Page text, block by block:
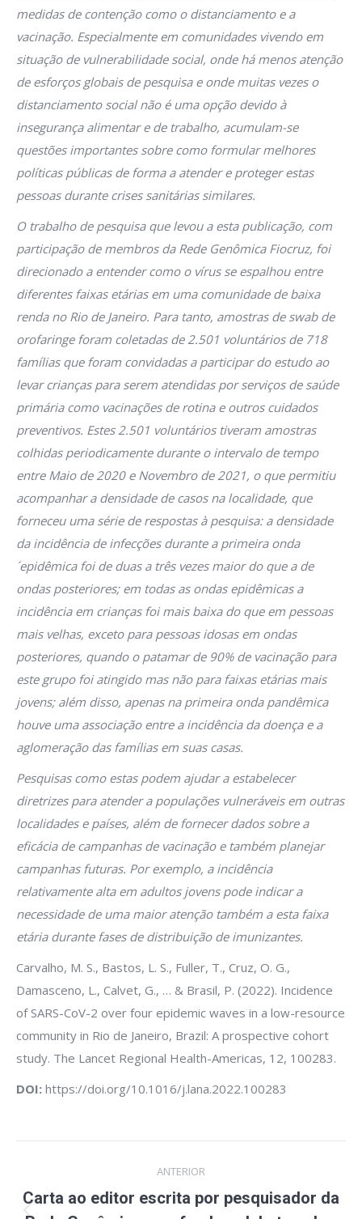
medidas de contenção como o distanciamento e a
vacinação. Especialmente em comunidades vivendo em
situação de vulnerabilidade social, onde há menos atenção
de esforços globais de pesquisa e onde muitas vezes o
distanciamento social não é uma opção devido à
insegurança alimentar e de trabalho, acumulam-se
questões importantes sobre como formular melhores
políticas públicas de forma a atender e proteger estas
pessoas durante crises sanitárias similares.
O trabalho de pesquisa que levou a esta publicação, com
participação de membros da Rede Genômica Fiocruz, foi
direcionado a entender como o vírus se espalhou entre
diferentes faixas etárias em uma comunidade de baixa
renda no Rio de Janeiro. Para tanto, amostras de swab de
orofaringe foram coletadas de 2.501 voluntários de 718
famílias que foram convidadas a participar do estudo ao
levar crianças para serem atendidas por serviços de saúde
primária como vacinações de rotina e outros cuidados
preventivos. Estes 2.501 voluntários tiveram amostras
colhidas periodicamente durante o intervalo de tempo
entre Maio de 2020 e Novembro de 2021, o que permitiu
acompanhar a densidade de casos na localidade, que
forneceu uma série de respostas à pesquisa: a densidade
da incidência de infecções durante a primeira onda
´epidêmica foi de duas a três vezes maior do que a de
ondas posteriores; em todas as ondas epidêmicas a
incidência em crianças foi mais baixa do que em pessoas
mais velhas, exceto para pessoas idosas em ondas
posteriores, quando o patamar de 90% de vacinação para
este grupo foi atingido mas não para faixas etárias mais
jovens; além disso, apenas na primeira onda pandêmica
houve uma associação entre a incidência da doença e a
aglomeração das famílias em suas casas.
Pesquisas como estas podem ajudar a estabelecer
diretrizes para atender a populações vulneráveis em outras
localidades e países, além de fornecer dados sobre a
eficácia de campanhas de vacinação e também planejar
campanhas futuras. Por exemplo, a incidência
relativamente alta em adultos jovens pode indicar a
necessidade de uma maior atenção também a esta faixa
etária durante fases de distribuição de imunizantes.
Carvalho, M. S., Bastos, L. S., Fuller, T., Cruz, O. G.,
Damasceno, L., Calvet, G., … & Brasil, P. (2022). Incidence
of SARS-CoV-2 over four epidemic waves in a low-resource
community in Rio de Janeiro, Brazil: A prospective cohort
study. The Lancet Regional Health-Americas, 12, 100283.
DOI: https://doi.org/10.1016/j.lana.2022.100283
de
ANTERIOR
Carta ao editor escrita por pesquisador da